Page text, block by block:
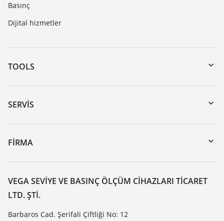
Basınç
Dijital hizmetler
TOOLS
Download’lar
Seri numarası girerek cihaz arama
DTM Collection/PACTware
SERVIS
Cihazının geri gönderimi
Seminerler
Dirençlilik listesi
Dielektrisite listesi
TeamViewer
FIRMA
VEGA hakkında
Iletisim
Haber makaleleri
Basin
VEGA SEVIYE VE BASINÇ ÖLÇÜM CIHAZLARI TICARET
LTD. ŞTI.
Barbaros Cad. Şerifali Çiftliği No: 12